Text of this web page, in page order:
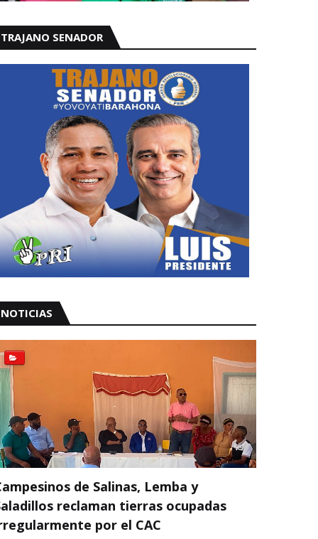
TRAJANO SENADOR
NOTICIAS
de Salinas, Lemba y
reclaman tierras ocupadas
por el CAC